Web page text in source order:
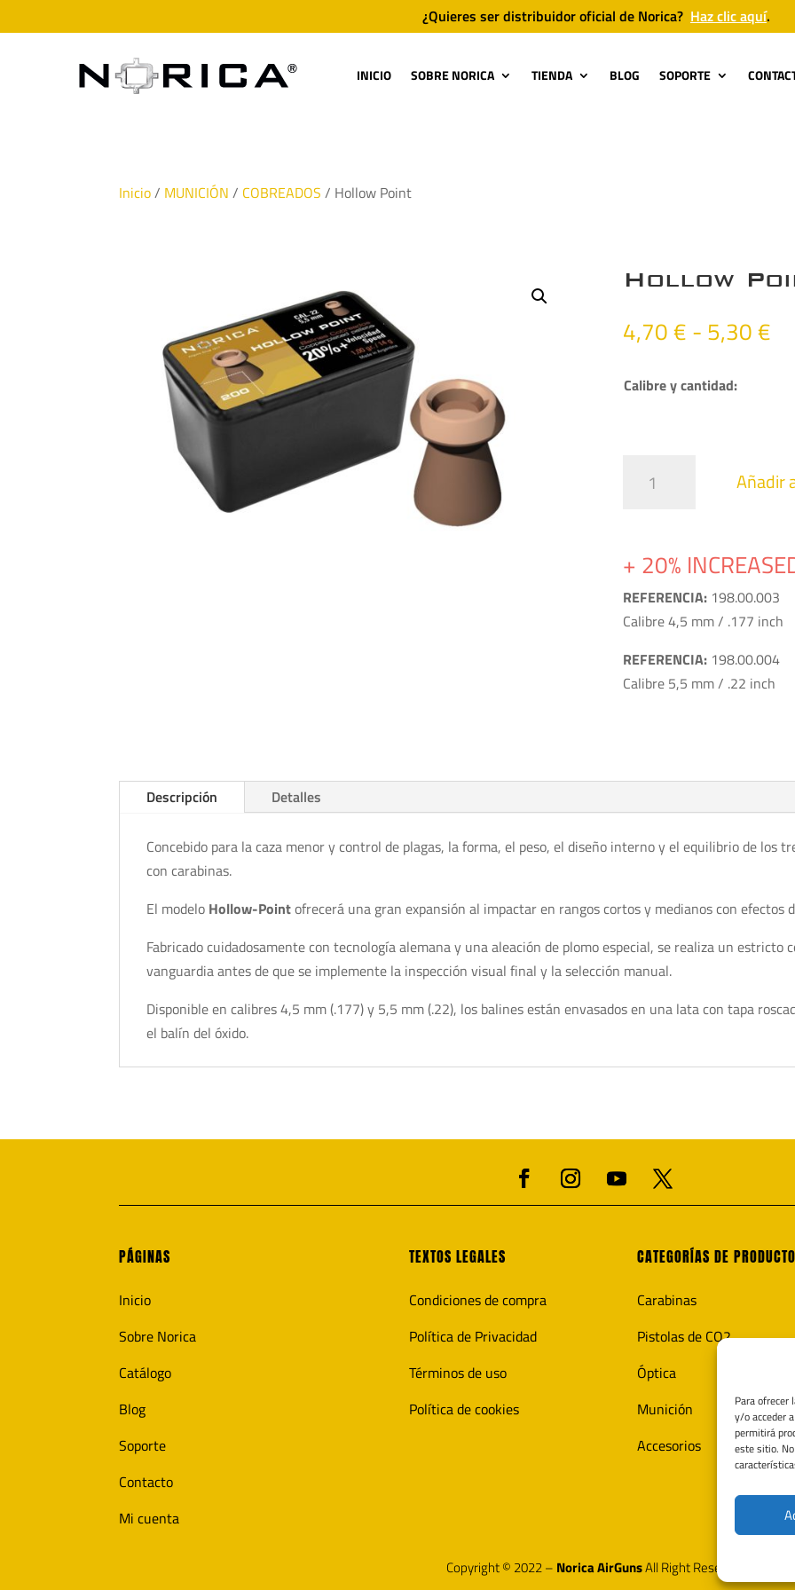
Para ofrecer
y/o acceder
permitirá
este sitio.
¿Quieres ser distribuidor oficial de Norica? Haz clic aquí.
INICIO SOBRE NORICA TIENDA BLOG SOPORTE
Inicio/ MUNICIÓN / COBREADOS / Hollow Point
Hollow
4,70€ - 5,30€
Calibre y cantidad:
Point
Añadir
+ 20%
REFERENCIA:198.00.003
Calibre 4,5 mm / .177 inch
REFERENCIA:198.00.004
Calibre 5,5 mm / .22 inch
Descripción Detalles
Concebido para la caza menor y control de plagas, la forma, el peso, el diseño interno y el equilibrio de los
con carabinas.
El modelo Hollow-Pointofrecerá una gran expansión al impactar en rangos cortos y medianos con efectos
Fabricado cuidadosamente con tecnología alemana y una aleación de plomo especial, se realiza un estricto
vanguardia antes de que se implemente la inspección visual final y la selección manual.
Disponible en calibres 4,5 mm (.177) y 5,5 mm (.22), los balines están envasados en una lata con tapa
el balín del óxido.
PÁGINAS
Inicio
Sobre Norica
Catálogo
Blog
Soporte
Contacto
Mi cuenta
TEXTOS LEGALES
Condiciones de compra
Política de Privacidad
Términos de uso
Política de cookies
CATEGORÍAS DE
Carabinas
Pistolas de CO2
Óptica
Munición
Accesorios
Copyright © 2022 – Norica AirGunsAll Right Reserved